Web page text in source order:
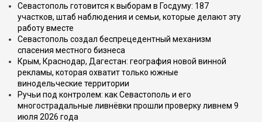
Севастополь готовится к выборам в Госдуму: 187
участков, штаб наблюдения и семьи, которые делают эту
работу вместе
Севастополь создал беспрецедентный механизм
спасения местного бизнеса
Крым, Краснодар, Дагестан: география новой винной
рекламы, которая охватит только южные
винодельческие территории
Ручьи под контролем: как Севастополь и его
многострадальные ливнёвки прошли проверку ливнем 9
июля 2026 года